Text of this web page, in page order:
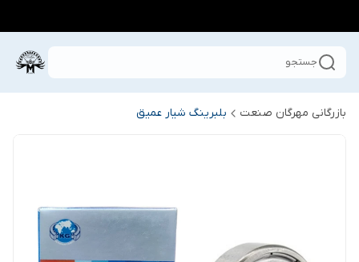
جستجو
بازرگانی مهرگان صنعت بلبرینگ شیار عمیق